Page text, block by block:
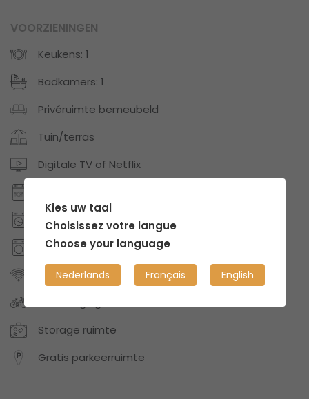
VOORZIENINGEN
Keukens: 1
Badkamers: 1
Privéruimte bemeubeld
Tuin/terras
Digitale TV of Netflix
Wasmachine
Droogkast
Internet/Wifi
Storage ruimte
Gratis parkeerruimte
Kies uw taal
Choisissez votre langue
Choose your language
Nederlands Français English